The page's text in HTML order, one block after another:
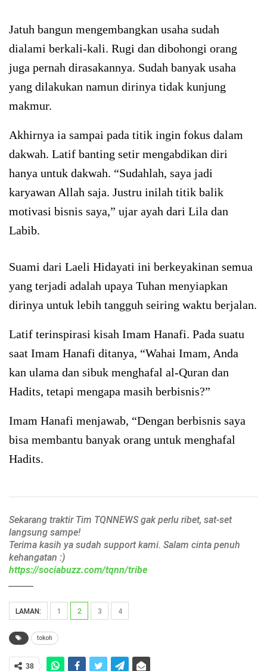
Jatuh bangun mengembangkan usaha sudah
dialami berkali-kali. Rugi dan dibohongi orang
juga pernah dirasakannya. Sudah banyak usaha
yang dilakukan namun dirinya tidak kunjung
makmur.
Akhirnya ia sampai pada titik ingin fokus dalam
dakwah. Latif banting setir mengabdikan diri
hanya untuk dakwah. “Sudahlah, saya jadi
karyawan Allah saja. Justru inilah titik balik
motivasi bisnis saya,” ujar ayah dari Lila dan
Labib.
Suami dari Laeli Hidayati ini berkeyakinan semua
yang terjadi adalah upaya Tuhan menyiapkan
dirinya untuk lebih tangguh seiring waktu berjalan.
Latif terinspirasi kisah Imam Hanafi. Pada suatu
saat Imam Hanafi ditanya, “Wahai Imam, Anda
kan ulama dan sibuk menghafal al-Quran dan
Hadits, tetapi mengapa masih berbisnis?”
Imam Hanafi menjawab, “Dengan berbisnis saya
bisa membantu banyak orang untuk menghafal
Hadits.
Sekarang traktir Tim TQNNEWS gak perlu ribet, sat-set
langsung sampe!
Terima kasih ya sudah support kami. Salam cinta penuh
kehangatan :)
https://sociabuzz.com/tqnn/tribe
LAMAN: 1 2 3 4
tokoh
38